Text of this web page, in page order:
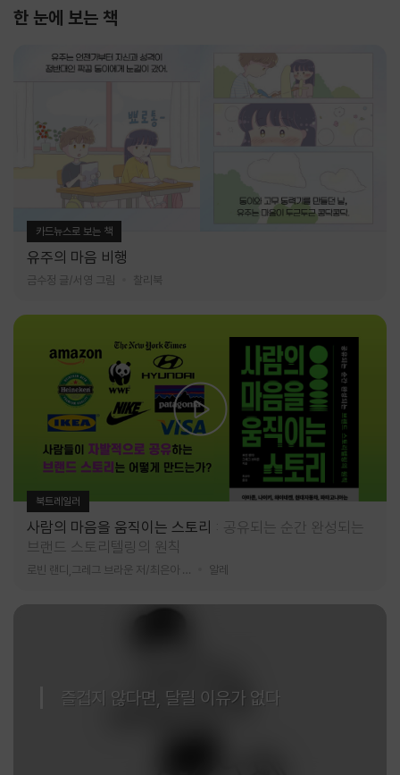
한 눈에 보는 책
카드뉴스로 보는 책
유주의 마음 비행
금수정 글/서영 그림 찰리북
북트레일러
사람의 마음을 움직이는 스토리
공유되는 순간 완성되는
브랜드 스토리텔링의 원칙
알레
즐겁지 않다면, 달릴 이유가 없다